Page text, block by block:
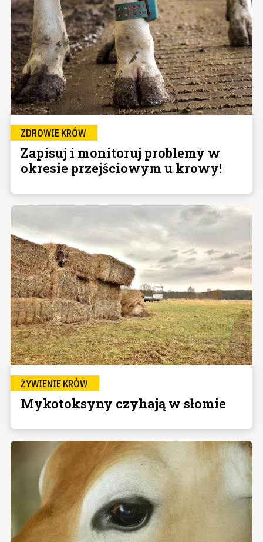
ZDROWIE KRÓW
Zapisuj i monitoruj problemy w
okresie przejściowym u krowy!
ŻYWIENIE KRÓW
Mykotoksyny czyhają w słomie